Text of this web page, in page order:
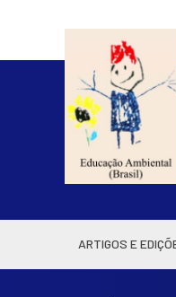
ARTIGOS E